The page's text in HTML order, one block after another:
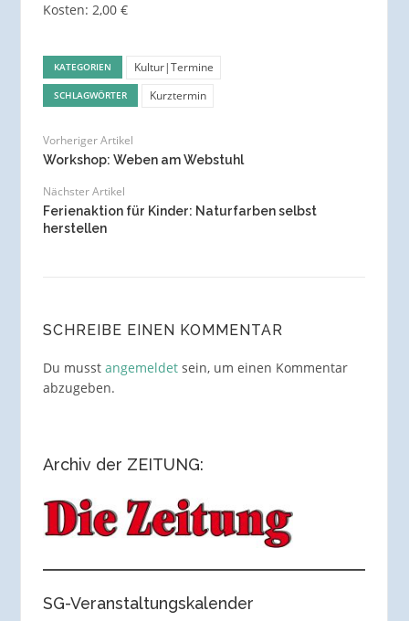
Kosten: 2,00 €
KATEGORIEN Kultur|Termine
SCHLAGWÖRTER Kurztermin
Vorheriger Artikel
Workshop: Weben am Webstuhl
Nächster Artikel
Ferienaktion für Kinder: Naturfarben selbst
herstellen
SCHREIBE EINEN KOMMENTAR
Du musst angemeldetsein, um einen Kommentar
abzugeben.
Archiv der ZEITUNG:
SG-Veranstaltungskalender